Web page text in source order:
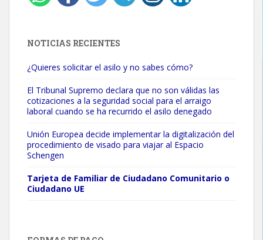
NOTICIAS RECIENTES
¿Quieres solicitar el asilo y no sabes cómo?
El Tribunal Supremo declara que no son válidas las
cotizaciones a la seguridad social para el arraigo
laboral cuando se ha recurrido el asilo denegado
Unión Europea decide implementar la digitalización del
procedimiento de visado para viajar al Espacio
Schengen
Tarjeta de Familiar de Ciudadano Comunitario o
Ciudadano UE